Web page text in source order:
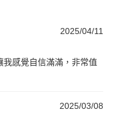
2025/04/11
感覺自信滿滿，非常值
2025/03/08